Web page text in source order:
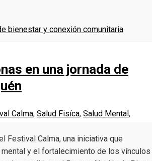
en una jornada de
Calma, Salud Fisíca, Salud Mental,
Festival Calma, una iniciativa que
y el fortalecimiento de los vínculos